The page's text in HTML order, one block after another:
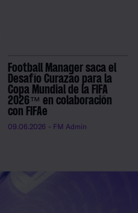
Football Manager saca el
Desafío Curazao para la
Copa Mundial de la FIFA
2026™ en colaboración
con FIFAe
09.06.2026 - FM Admin